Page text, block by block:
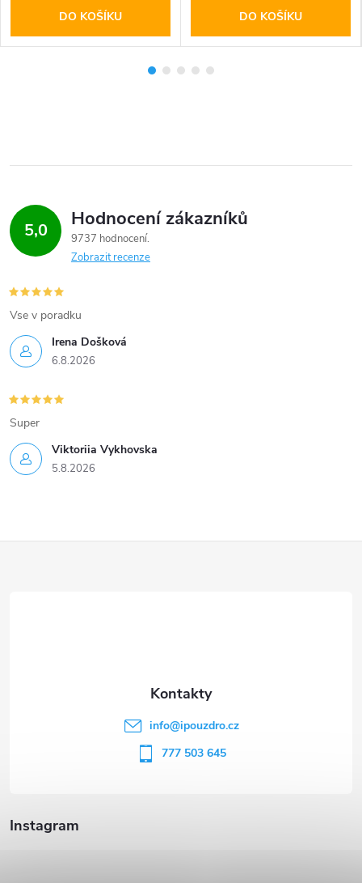
DO KOŠÍKU DO KOŠÍKU
5,0 Hodnocení zákazníků
9737 hodnocení
Zobrazit recenze
Irena Došková
6.8.2026
Vse v poradku
Viktoriia Vykhovska
5.8.2026
Super
Instagram
info@ipouzdro.cz
777 503 645